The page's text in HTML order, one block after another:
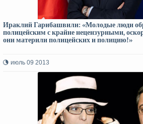
Ираклий Гарибашвили: «Молодые люди
полицейским с крайне нецензурными,
они материли полицейских и полицию!»
июль 09 2013